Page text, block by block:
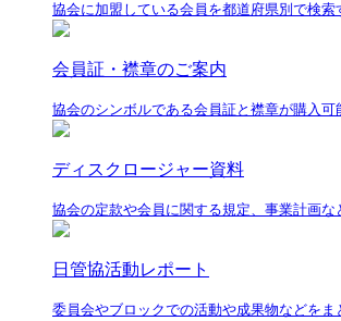
協会に加盟している会員を都道府県別で検索
会員証・襟章のご案内
協会のシンボルである会員証と襟章が購入可
ディスクロージャー資料
協会の定款や会員に関する規定、事業計画な
日管協活動レポート
委員会やブロックでの活動や成果物などをま